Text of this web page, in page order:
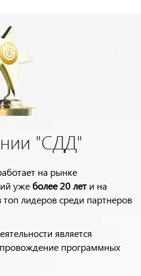
"СДД"
на рынке
уже более 20 лет и на
лидеров среди партнеров
является
программных